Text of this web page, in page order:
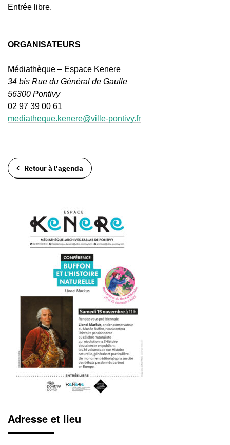
Entrée libre.
ORGANISATEURS
Médiathèque – Espace Kenere
34 bis Rue du Général de Gaulle
56300 Pontivy
02 97 39 00 61
mediatheque.kenere@ville-pontivy.fr
Retour à l'agenda
Adresse et lieu